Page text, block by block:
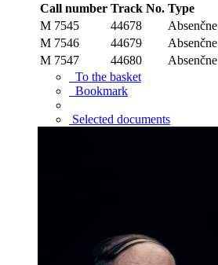
Call number Track No. Type
M 7545
44678
Absenčne
M 7546
44679
Absenčne
M 7547
44680
Absenčne
To the basket
Bookmark
Selected documents